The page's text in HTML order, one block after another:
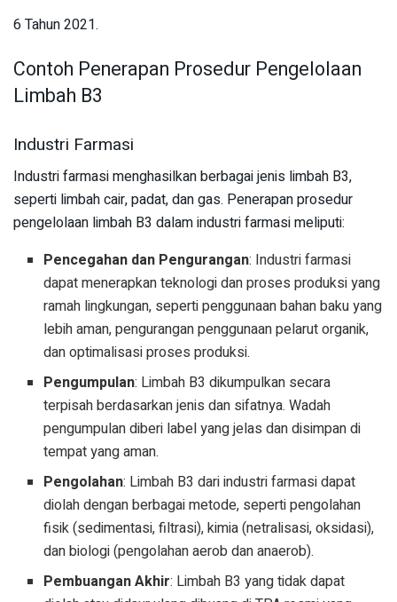
6 Tahun 2021.
Contoh Penerapan Prosedur Pengelolaan
Limbah B3
Industri Farmasi
Industri farmasi menghasilkan berbagai jenis limbah B3,
seperti limbah cair, padat, dan gas. Penerapan prosedur
pengelolaan limbah B3 dalam industri farmasi meliputi:
Pencegahan dan Pengurangan: Industri farmasi
dapat menerapkan teknologi dan proses produksi yang
ramah lingkungan, seperti penggunaan bahan baku yang
lebih aman, pengurangan penggunaan pelarut organik,
dan optimalisasi proses produksi.
Pengumpulan: Limbah B3 dikumpulkan secara
terpisah berdasarkan jenis dan sifatnya. Wadah
pengumpulan diberi label yang jelas dan disimpan di
tempat yang aman.
Pengolahan: Limbah B3 dari industri farmasi dapat
diolah dengan berbagai metode, seperti pengolahan
fisik (sedimentasi, filtrasi), kimia (netralisasi, oksidasi),
dan biologi (pengolahan aerob dan anaerob).
Pembuangan Akhir: Limbah B3 yang tidak dapat